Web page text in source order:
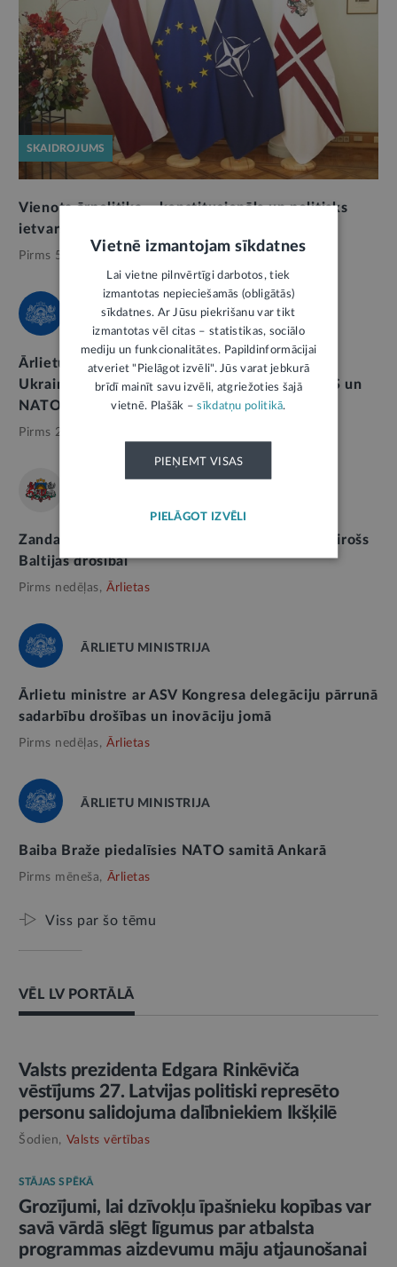
SKAIDROJUMS
Vienota ārpolitika – konstitucionāls un politisks
ietvars
Pirms 5 mēnešiem, Ārlietas
ĀRLIETU MINISTRIJA
Ārlietu ministre Ukrainā uzsver Latvijas un
Ukrainas ciešo sadarbību un kopīgo nākotni ES un
NATO
Pirms 2 dienām,
Zanda Kalniņa-Lukaševica: ASV atbalsts ir izšķirošs
Baltijas drošībai
Pirms nedēļas, Ārlietas
ĀRLIETU MINISTRIJA
Ārlietu ministre ar ASV Kongresa delegāciju pārrunā
sadarbību drošības un inovāciju jomā
Pirms nedēļas, Ārlietas
ĀRLIETU MINISTRIJA
Baiba Braže piedalīsies NATO samitā Ankarā
Pirms mēneša, Ārlietas
Viss par šo tēmu
VĒL LV PORTĀLĀ
AMATPERSONAS RUNA
Valsts prezidenta Edgara Rinkēviča
vēstījums 27. Latvijas politiski represēto
personu salidojuma dalībniekiem Ikšķilē
Šodien, Valsts vērtības
STĀJAS SPĒKĀ
Grozījumi, lai dzīvokļu īpašnieku kopības var
savā vārdā slēgt līgumus par atbalsta
programmas aizdevumu māju atjaunošanai
Vietnē izmantojam sīkdatnes
Lai vietne pilnvērtīgi darbotos, tiek
izmantotas nepieciešamās (obligātās)
sīkdatnes. Ar Jūsu piekrišanu var tikt
izmantotas vēl citas – statistikas, sociālo
mediju un funkcionalitātes. Papildinformācijai
atveriet "Pielāgot izvēli". Jūs varat jebkurā
brīdī mainīt savu izvēli, atgriežoties šajā
vietnē. Plašāk –sīkdatņu politikā.
PIEŅEMT VISAS
PIELĀGOT IZVĒLI